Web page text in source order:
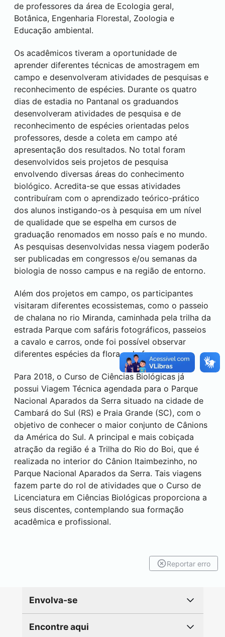
de professores da área de Ecologia geral,
Botânica, Engenharia Florestal, Zoologia e
Educação ambiental.
Os acadêmicos tiveram a oportunidade de
aprender diferentes técnicas de amostragem em
campo e desenvolveram atividades de pesquisas e
reconhecimento de espécies. Durante os quatro
dias de estadia no Pantanal os graduandos
desenvolveram atividades de pesquisa e de
reconhecimento de espécies orientadas pelos
professores, desde a coleta em campo até
apresentação dos resultados. No total foram
desenvolvidos seis projetos de pesquisa
envolvendo diversas áreas do conhecimento
biológico. Acredita-se que essas atividades
contribuíram com o aprendizado teórico-prático
dos alunos instigando-os à pesquisa em um nível
de qualidade que se espelha em cursos de
graduação renomados em nosso país e no mundo.
As pesquisas desenvolvidas nessa viagem poderão
ser publicadas em congressos e/ou semanas da
biologia de nosso campus e na região de entorno.
Além dos projetos em campo, os participantes
visitaram diferentes ecossistemas, como o passeio
de chalana no rio Miranda, caminhada pela trilha da
estrada Parque com safáris fotográficos, passeios
a cavalo e carros, onde foi possível observar
diferentes espécies da flora e da fauna.
Para 2018, o Curso de Ciências Biológicas já
possui Viagem Técnica agendada para o Parque
Nacional Aparados da Serra situado na cidade de
Cambará do Sul (RS) e Praia Grande (SC), com o
objetivo de conhecer o maior conjunto de Cânions
da América do Sul. A principal e mais cobiçada
atração da região é a Trilha do Rio do Boi, que é
realizada no interior do Cânion Itaimbezinho, no
Parque Nacional Aparados da Serra. Tais viagens
fazem parte do rol de atividades que o Curso de
Licenciatura em Ciências Biológicas proporciona a
seus discentes, contemplando sua formação
acadêmica e profissional.
Reportar erro
Envolva-se
Encontre aqui